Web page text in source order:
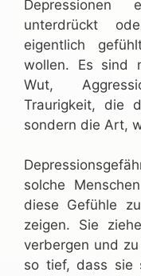
Depressionen
unterdrückt
eigentlich
wollen. Es sind
Wut,
Traurigkeit, die
sondern die Art,
solche
diese Gefühle
zeigen. Sie
verbergen und
so tief, dass sie